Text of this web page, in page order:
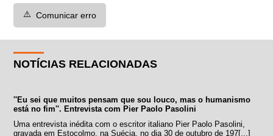
⚠️ Comunicar erro
NOTÍCIAS RELACIONADAS
''Eu sei que muitos pensam que sou louco, mas o humanismo
está no fim''. Entrevista com Pier Paolo Pasolini
Uma entrevista inédita com o escritor italiano Pier Paolo Pasolini,
gravada em Estocolmo, na Suécia, no dia 30 de outubro de 197[...]